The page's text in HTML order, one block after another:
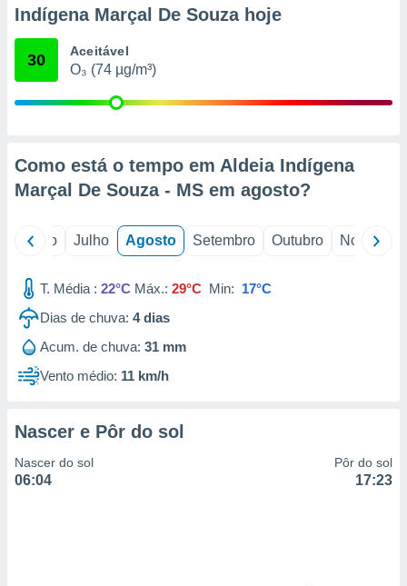
através
estudos
de
1199
Indígena Marçal De Souza hoje
30 Aceitável
O₃ (74 µg/m³)
Como está o tempo em Aldeia Indígena
Marçal De Souza - MS em agosto?
Junho Julho Agosto Setembro Outubro Novembro
T. Média : 22°C Máx.: 29°C Min: 17°C
Dias de chuva: 4dias
Acum. de chuva: 31 mm
Vento médio: 11 km/h
Nascer e Pôr do sol
Nascer do sol
06:04
Pôr do sol
17:23